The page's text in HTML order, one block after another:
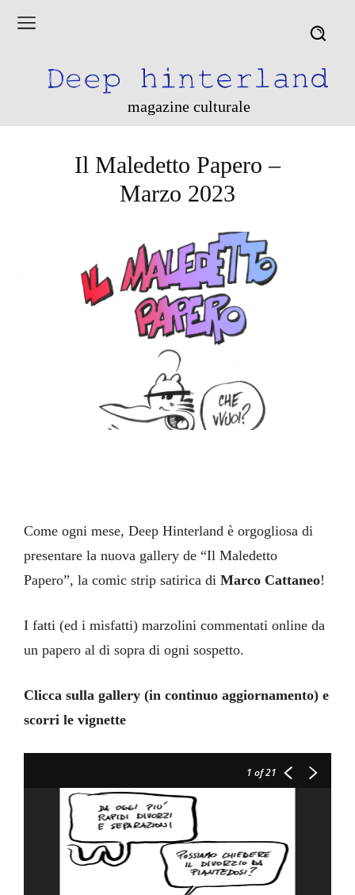
magazine culturale
Il Maledetto Papero –
Marzo 2023
Come ogni mese, Deep Hinterland è orgogliosa di
presentare la nuova gallery de “Il Maledetto
Papero”, la comic strip satirica diMarco Cattaneo!
I fatti (ed i misfatti) marzolini commentati online da
un papero al di sopra di ogni sospetto.
Clicca sulla gallery (in continuo aggiornamento) e
scorri le vignette
1 of 21